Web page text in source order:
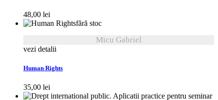
48,00 lei
fără stoc
Micu Gabriel
vezi detalii
Human Rights
35,00 lei